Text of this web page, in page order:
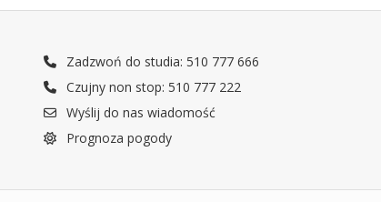
Zadzwoń do studia: 510 777 666
Czujny non stop: 510 777 222
Wyślij do nas wiadomość
Prognoza pogody